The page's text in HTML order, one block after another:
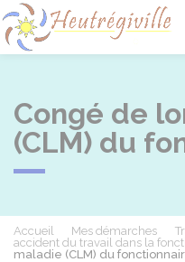
Congé de
(CLM) du
Accueil Mes démarches
accident du travail dans la
maladie (CLM) du